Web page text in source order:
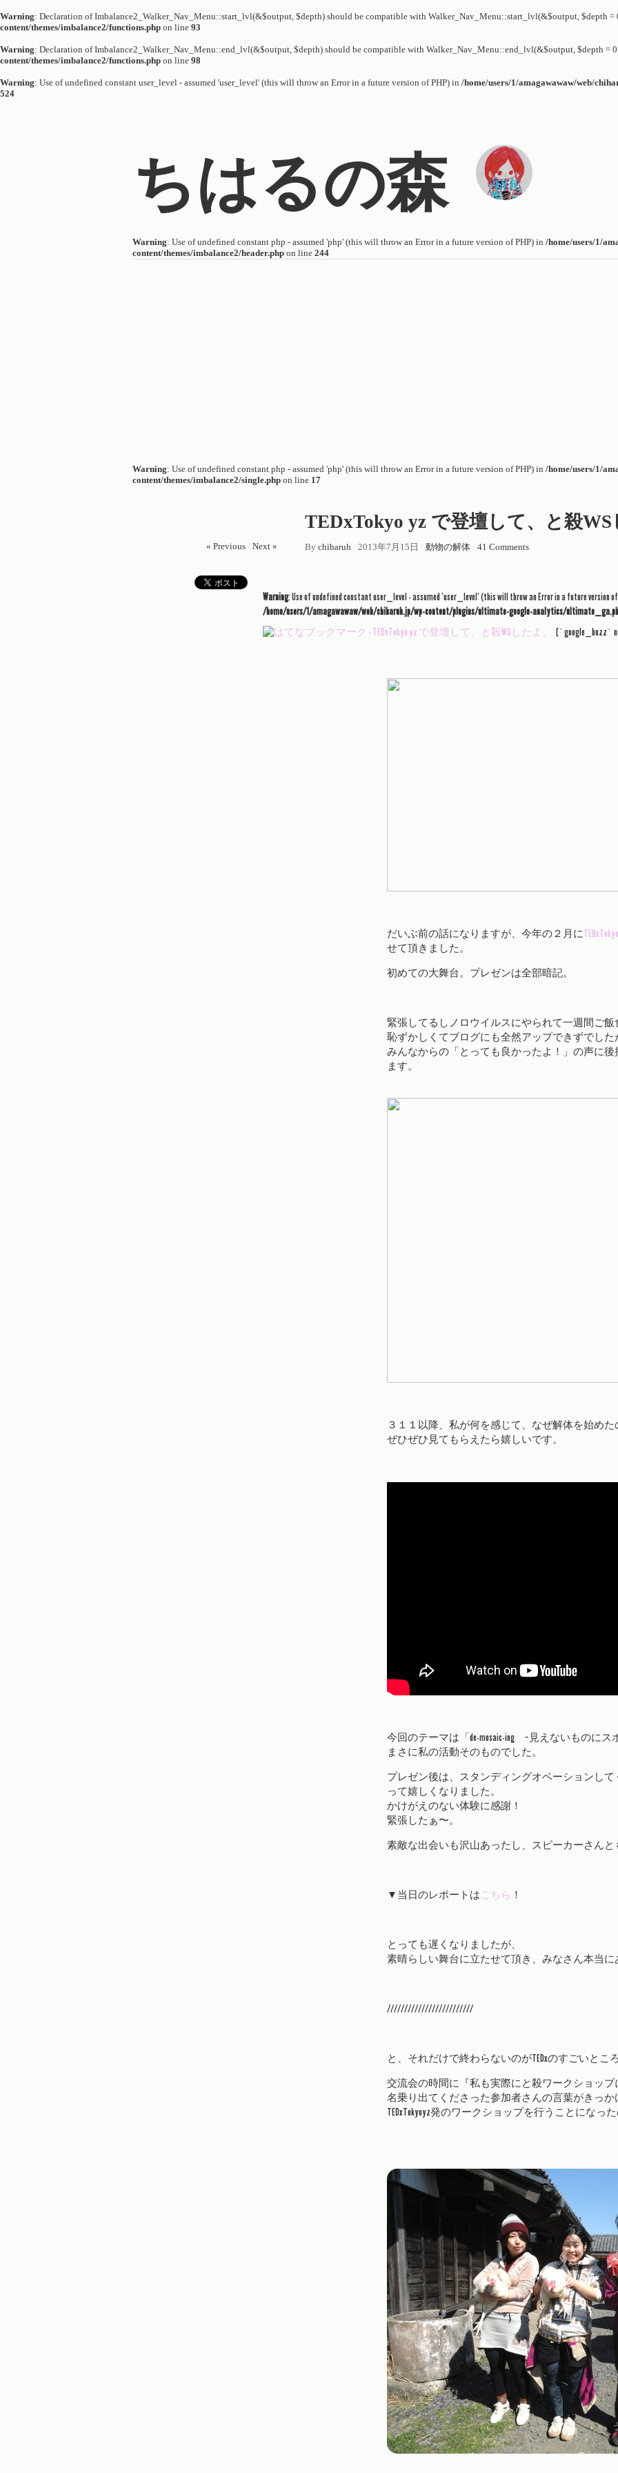
Warning: Declaration of Imbalance2_Walker_Nav_Menu::start_lvl(&$output, $depth) should be compatible with Walker_Nav_Menu::start_lvl(&$output, $depth =
content/themes/imbalance2/functions.php on line 93
Warning: Declaration of Imbalance2_Walker_Nav_Menu::end_lvl(&$output, $depth) should be compatible with Walker_Nav_Menu::end_lvl(&$output, $depth =
content/themes/imbalance2/functions.php on line 98
Warning: Use of undefined constant user_level - assumed 'user_level' (this will throw an Error in a future version of PHP) in /home/users/1/amagawawaw/web/
524
ちはるの森
Warning: Use of undefined constant php - assumed 'php' (this will throw an Error in a future version of PHP) in /home/users/1/
content/themes/imbalance2/header.php on line 244
Warning: Use of undefined constant php - assumed 'php' (this will throw an Error in a future version of PHP) in /home/users/1/
content/themes/imbalance2/single.php on line 17
TEDxTokyo yz で登壇して、と殺
« Previous Next » By chiharuh 2013年7月15日 動物の解体 41 Comments
Warning: Use of undefined constant user_level - assumed 'user_level' (this will throw an Error in a future version of
/home/users/1/amagawawaw/web/chiharuh.jp/wp-content/plugins/ultimate-google-analytics/
[`google_buzz`
だいぶ前の話になりますが、今年の２月に
せて頂きました。
初めての大舞台。プレゼンは全部暗記。
緊張してるしノロウイルスにやられて一週間ご
恥ずかしくてブログにも全然アップできずでし
みんなからの「とっても良かったよ！」の声に
ます。
３１１以降、私が何を感じて、なぜ解体を始めた
ぜひぜひ見てもらえたら嬉しいです。
今回のテーマは「de-mosaic-ing −見えないものに
まさに私の活動そのものでした。
プレゼン後は、スタンディングオベーションし
って嬉しくなりました。
かけがえのない体験に感謝！
緊張したぁ〜。
素敵な出会いも沢山あったし、スピーカーさん
▼当日のレポートはこちら ！
とっても遅くなりましたが、
素晴らしい舞台に立たせて頂き、みなさん本当
/////////////////////////
と、それだけで終わらないのがTEDxのすごいとこ
交流会の時間に『私も実際にと殺ワークショッ
名乗り出てくださった参加者さんの言葉がきっ
TEDxTokyoyz発のワークショップを行うことになっ